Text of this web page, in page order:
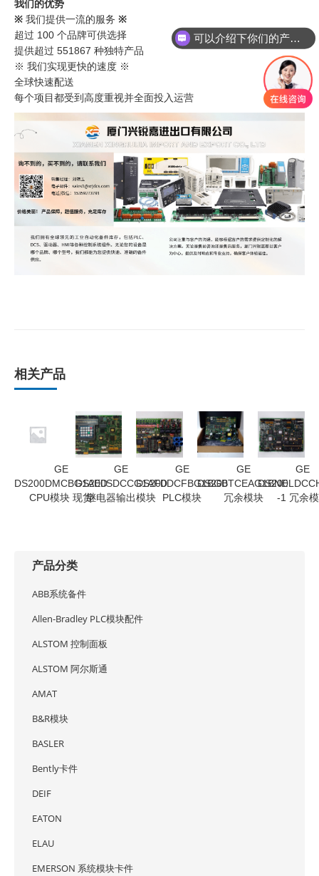
我们的优势
※ 我们提供一流的服务 ※
超过 100 个品牌可供选择
提供超过 551867 种独特产品
※ 我们实现更快的速度 ※
全球快速配送
每个项目都受到高度重视并全面投入运营
相关产品
GE
DS200DMCBG1AED
CPU模块 现货
GE
DS200SDCCG1AFD
继电器输出模块
GE
DS200DCFBG1BGB
PLC模块
GE
DS200TCEAG1BNE
冗余模块
GE
-1 冗余
产品分类
ABB系统备件
Allen-Bradley PLC模块配件
ALSTOM 控制面板
ALSTOM 阿尔斯通
AMAT
B&R模块
BASLER
Bently卡件
DEIF
EATON
ELAU
EMERSON 系统模块卡件
可以介绍下你们的产品么